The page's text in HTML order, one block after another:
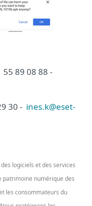
55 89 08 88 -
30 - ines.k@eset-
logiciels et des services
numérique des
les consommateurs du